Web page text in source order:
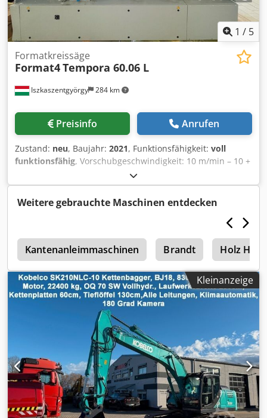
1 / 5
Iszkaszentgyörgy 284 km
Formatkreissäge
Format4Tempora 60.06 L
Preisinfo Anrufen
Zustand: neu, Baujahr: 2021, Funktionsfähigkeit: voll
funktionsfähig, Vorschubgeschwindigkeit: 10 m/min – 10 +
18 m/min Antriebsmotor: 0,75 kW (S6) – 1,1 kW (S6)
Präzisions-Lauf- und FührungsflächenMin. Cjdpfsy Ndhdsx
Agusha Werkstücklänge: 140 mmMin. Werkstückbreite: 70
mm Segmentierte, gummierte Kettenplatten mit
Schnellwechselsystem Die minimale Werkstückbreite
variiert in Abhängigkeit von der Werkstücklänge,
Werkstückhöhe und der Oberflächenbeschaffenheit.
Schwenkbares 15“ smartouch-BedienfeldUnbegrenzter
Speicherplatz für benutzerdefinierte Kantenprogramme
Feineinstellung der Streckenparameter Einfache, klare und
intuitive Darstellung der Aggregate und Funktionen
Aggregatauswahl und exakte Feineinstellung der
motorisch positionierten Aggregate (Einstellgenauigkeit
1/100 mm) direkt über das Bedienfeld Einstellung der
Klebertemperatur mit automatischer
Temperaturabsenkung im Stand-by-Modus Einstellung des
Anpressdrucks in der Druckzone Optimierung des
Kantenüberstandes beim Kappen (vorne und hinten)
Klartext-Fehlermeldungen Wartungsplan und
Laufmeterzähler
Weitere gebrauchte Maschinen entdecken
Kantenanleimmaschinen Brandt Holz Her
Kleinanzeige